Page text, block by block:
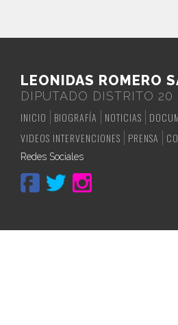
LEONIDAS ROMERO
DIPUTADO DISTRITO
INICIO
BIOGRAFÍA NOTICIAS
VIDEOS INTERVENCIONES
PRENSA
Redes Sociales